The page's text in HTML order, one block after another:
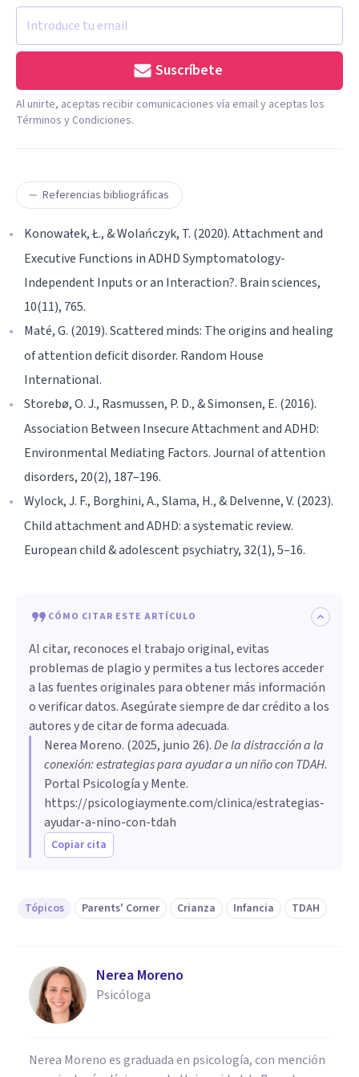
Suscríbete
Al unirte, aceptas recibir comunicaciones vía email y aceptas los
Términos y Condiciones.
Referencias bibliográficas
Konowałek, Ł., & Wolańczyk, T. (2020). Attachment and
Executive Functions in ADHD Symptomatology-
Independent Inputs or an Interaction?. Brain sciences,
10(11), 765.
Maté, G. (2019). Scattered minds: The origins and healing
of attention deficit disorder. Random House
International.
Storebø, O. J., Rasmussen, P. D., & Simonsen, E. (2016).
Association Between Insecure Attachment and ADHD:
Environmental Mediating Factors. Journal of attention
disorders, 20(2), 187–196.
Wylock, J. F., Borghini, A., Slama, H., & Delvenne, V. (2023).
Child attachment and ADHD: a systematic review.
European child & adolescent psychiatry, 32(1), 5–16.
CÓMO CITAR ESTE ARTÍCULO
Al citar, reconoces el trabajo original, evitas
problemas de plagio y permites a tus lectores acceder
a las fuentes originales para obtener más información
o verificar datos. Asegúrate siempre de dar crédito a los
autores y de citar de forma adecuada.
Nerea Moreno. (2025, junio 26).De la distracción a la
conexión: estrategias para ayudar a un niño con TDAH.
Portal Psicología y Mente.
https://psicologiaymente.com/clinica/estrategias-
ayudar-a-nino-con-tdah
Copiar cita
Tópicos Parents' Corner Crianza Infancia TDAH
Nerea Moreno
Psicóloga
Nerea Moreno es graduada en psicología, con mención